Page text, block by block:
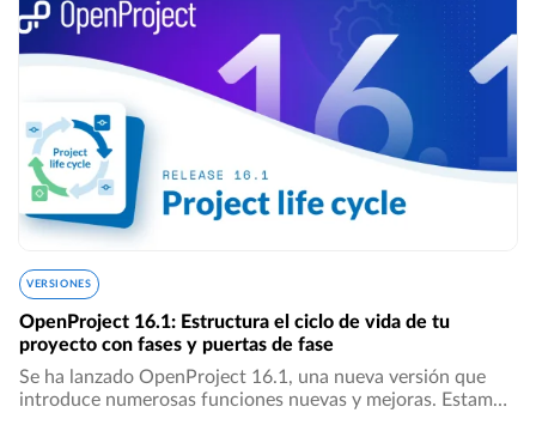
VERSIONES
OpenProject 16.1: Estructura el ciclo de vida de tu
proyecto con fases y puertas de fase
Se ha lanzado OpenProject 16.1, una nueva versión que
introduce numerosas funciones nuevas y mejoras. Estamos